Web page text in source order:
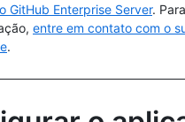
GitHub Enterprise Server.
entre em contato com o
.